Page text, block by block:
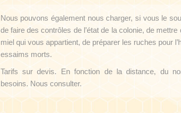
Nous pouvons également nous charger, si vous le
de faire des contrôles de l’état de la colonie, de
miel qui vous appartient, de préparer les ruches pour
essaims morts.
Tarifs sur devis. En fonction de la distance, du
besoins. Nous consulter.